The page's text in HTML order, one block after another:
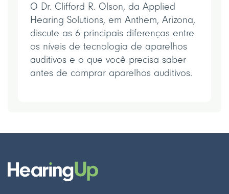
O Dr. Clifford R. Olson, da Applied
Hearing Solutions, em Anthem, Arizona,
discute as 6 principais diferenças entre
os níveis de tecnologia de aparelhos
auditivos e o que você precisa saber
antes de comprar aparelhos auditivos.